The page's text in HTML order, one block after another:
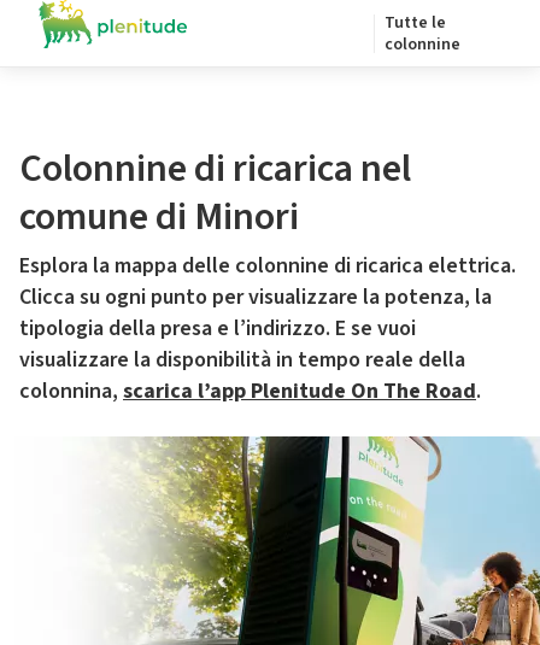
Tutte le
colonnine
Colonnine di ricarica nel
comune di Minori
Esplora la mappa delle colonnine di ricarica elettrica.
Clicca su ogni punto per visualizzare la potenza, la
tipologia della presa e l’indirizzo. E se vuoi
visualizzare la disponibilità in tempo reale della
colonnina, scarica l’app Plenitude On The Road.